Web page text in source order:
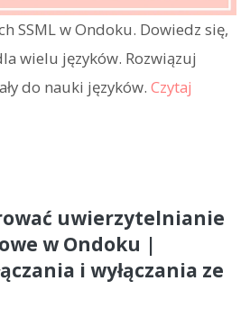
SSML w Ondoku. Dowiedz się,
wielu języków. Rozwiązuj
do nauki języków. Czytaj
uwierzytelnianie
w Ondoku |
i wyłączania ze